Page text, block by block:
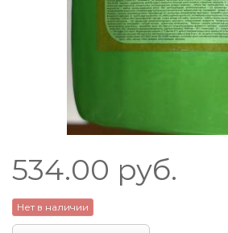
534.00 руб.
Нет в наличии